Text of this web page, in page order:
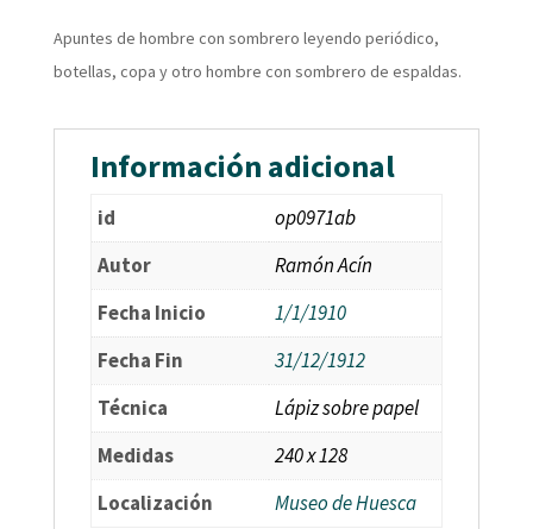
Apuntes de hombre con sombrero leyendo periódico,
botellas, copa y otro hombre con sombrero de espaldas.
Información adicional
id
op0971ab
Autor
Ramón Acín
Fecha Inicio
1/1/1910
Fecha Fin
31/12/1912
Técnica
Lápiz sobre papel
Medidas
240 x 128
Localización
Museo de Huesca